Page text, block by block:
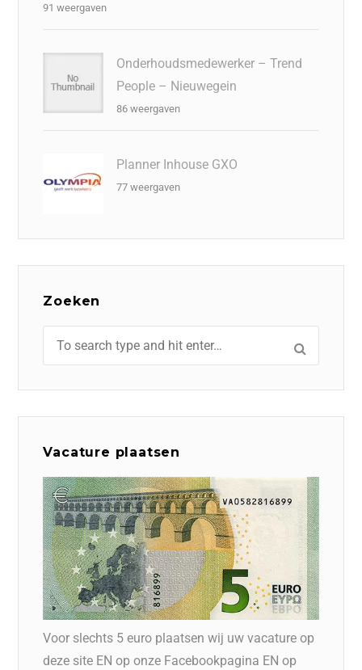
91 weergaven
Onderhoudsmedewerker – Trend
People – Nieuwegein
86 weergaven
Planner Inhouse GXO
77 weergaven
Zoeken
Vacature plaatsen
Voor slechts 5 euro plaatsen wij uw vacature op
deze site EN op onze Facebookpagina EN op